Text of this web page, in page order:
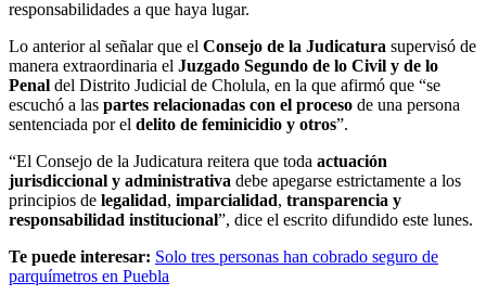
responsabilidades a que haya lugar.
Lo anterior al señalar que el Consejo de la Judicatura supervisó de
manera extraordinaria el Juzgado Segundo de lo Civil y de lo
Penal del Distrito Judicial de Cholula, en la que afirmó que “se
escuchó a las partes relacionadas con el proceso de una persona
sentenciada por el delito de feminicidio y otros”.
“El Consejo de la Judicatura reitera que toda actuación
jurisdiccional y administrativa debe apegarse estrictamente a los
principios de legalidad, imparcialidad, transparencia y
responsabilidad institucional”, dice el escrito difundido este lunes.
Te puede interesar: Solo tres personas han cobrado seguro de
parquímetros en Puebla